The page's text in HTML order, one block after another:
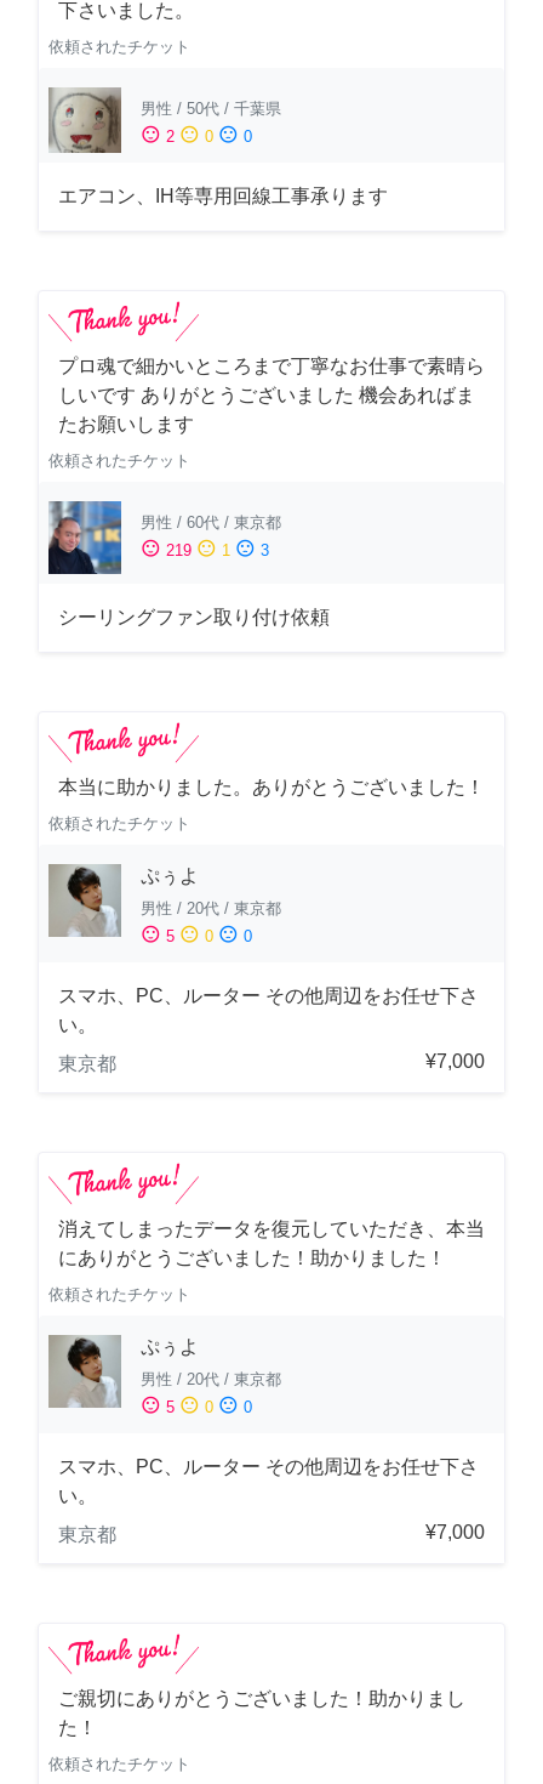
下さいました。
依頼されたチケット
男性 / 50代 / 千葉県
sentiment_satisfied 2 sentiment_neutral 0 sentiment_dissatisfied 0
エアコン、IH等専用回線工事承ります
プロ魂で細かいところまで丁寧なお仕事で素晴ら
しいです ありがとうございました 機会あればま
たお願いします
依頼されたチケット
男性 / 60代 / 東京都
sentiment_satisfied 219 sentiment_neutral 1 sentiment_dissatisfied 3
シーリングファン取り付け依頼
本当に助かりました。ありがとうございました！
依頼されたチケット
ぷぅよ
男性 / 20代 / 東京都
sentiment_satisfied 5 sentiment_neutral 0 sentiment_dissatisfied 0
スマホ、PC、ルーター その他周辺をお任せ下さ
い。
東京都
¥7,000
消えてしまったデータを復元していただき、本当
にありがとうございました！助かりました！
依頼されたチケット
ぷぅよ
男性 / 20代 / 東京都
sentiment_satisfied 5 sentiment_neutral 0 sentiment_dissatisfied 0
スマホ、PC、ルーター その他周辺をお任せ下さ
い。
東京都
¥7,000
ご親切にありがとうございました！助かりまし
た！
依頼されたチケット